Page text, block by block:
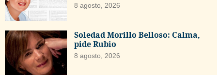
8 agosto, 2026
Soledad Morillo Belloso: Calma,
pide Rubio
8 agosto, 2026